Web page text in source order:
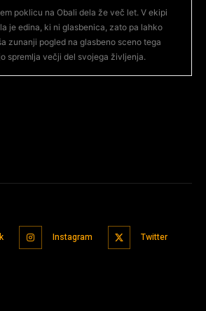
poklicu na Obali dela že več let. V ekipi
je edina, ki ni glasbenica, zato pa lahko
zunanji pogled na glasbeno sceno tega
spremlja večji del svojega življenja.
Instagram Twitter